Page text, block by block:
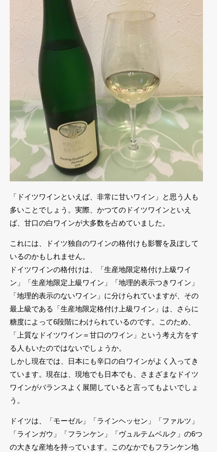
「ドイツワインといえば、非常に甘いワイン」と思う人も
多いことでしょう。実際、かつてのドイツワインといえ
ば、甘口の白ワインが大多数を占めていました。
これには、ドイツ独自のワインの格付けも影響を及ぼして
いるのかもしれません。
ドイツワインの格付けは、「生産地限定格付け上級ワイ
ン」「生産地限定上級ワイン」「地理的表示つきワイン」
「地理的表示のないワイン」に分けられていますが、その
最上級である「生産地限定格付け上級ワイン」は、さらに
糖度によって6段階にわけられているのです。このため、
「上質なドイツワイン＝甘口のワイン」という考え方をす
る人もいたのではないでしょうか。
しかし現在では、日本にも辛口の白ワインがよく入ってき
ています。現在は、現地でも日本でも、さまざまなドイツ
ワインがバランスよく展開していると言ってもよいでしょ
う。
ドイツは、「モーゼル」「ラインヘッセン」「ファルツ」
「ラインガウ」「フランケン」「ヴュルテムベルク」の6つ
の大きな産地を持っています。このなかでもフランケン地